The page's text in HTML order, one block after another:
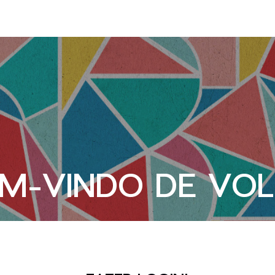
VINDO DE